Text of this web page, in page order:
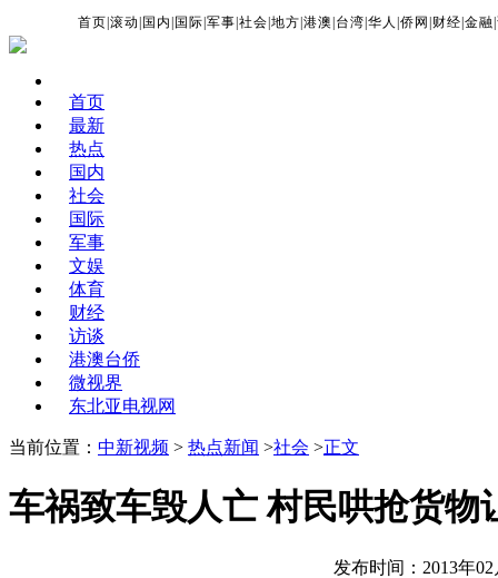
首页 |滚动 国内 国际 |军事 |社会 |地方 |港澳 台湾 |华人 |侨网 财经 |金融 |
首页
最新
热点
国内
社会
国际
军事
文娱
体育
财经
访谈
港澳台侨
微视界
东北亚电视网
当前位置： 中新视频 > 热点新闻 >社会 >正文
车祸致车毁人亡 村民哄抢货物
发布时间：2013年02